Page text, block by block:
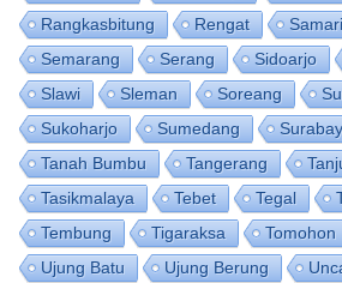
Rangkasbitung
Rengat
Semarang
Serang Sidoarjo
Slawi
Sleman Soreang
Sukoharjo
Sumedang
Tanah Bumbu
Tangerang
Tasikmalaya
Tebet Tegal
Tembung
Tigaraksa Tomohon
Ujung Batu
Ujung Berung